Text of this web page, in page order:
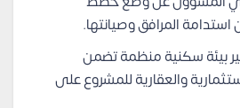
استدامة المرافق وصيانتها.
بيئة سكنية منظمة تضمن
والعقارية للمشروع على